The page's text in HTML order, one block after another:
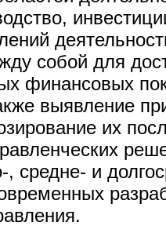
собой для
финансовых
выявление
их
, средне- и